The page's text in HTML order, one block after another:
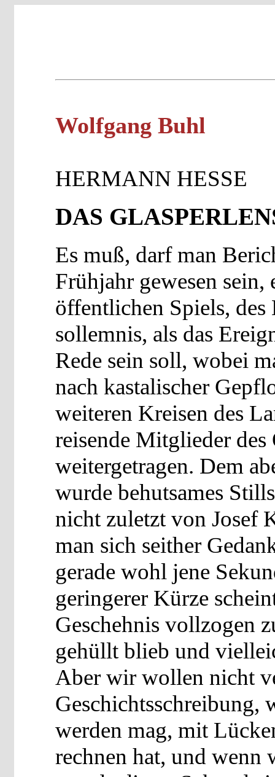
Wolfgang Buhl
HERMANN HESSE
DAS
Es muß, darf man
Frühjahr gewesen
öffentlichen Spiels,
sollemnis, als das
Rede sein soll, wobei
nach kastalischer
weiteren Kreisen des
reisende Mitglieder
weitergetragen. Dem
wurde behutsames
nicht zuletzt von Josef
man sich seither
gerade wohl jene
geringerer Kürze
Geschehnis vollzogen
gehüllt blieb und
Aber wir wollen nicht
Geschichtsschreibung,
werden mag, mit
rechnen hat, und wenn